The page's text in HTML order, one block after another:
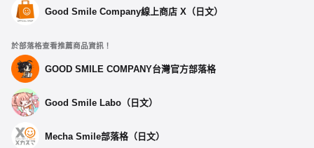
Good Smile Company線上商店 X（日文）
於部落格查看推薦商品資訊！
GOOD SMILE COMPANY台灣官方部落格
Good Smile Labo（日文）
Mecha Smile部落格（日文）